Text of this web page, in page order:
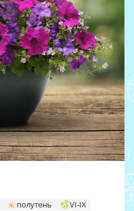
полутень VI-IX